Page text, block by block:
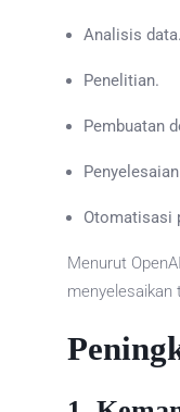
Analisis data.
Penelitian.
Pembuatan
Otomatisasi
Menurut
menyelesaikan